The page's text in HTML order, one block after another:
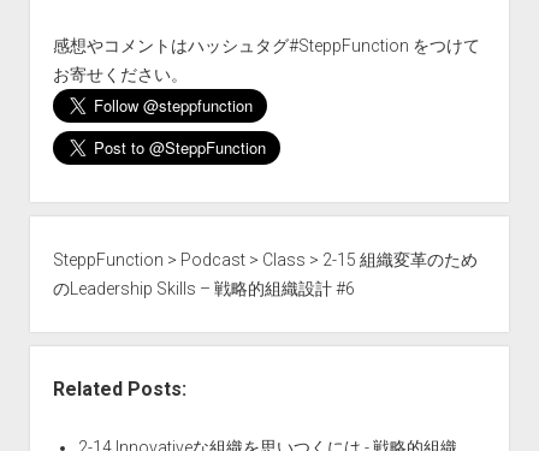
感想やコメントはハッシュタグ#SteppFunction をつけて
お寄せください。
SteppFunction > Podcast> Class > 2-15 組織変革のため
のLeadership Skills – 戦略的組織設計 #6
Related Posts: